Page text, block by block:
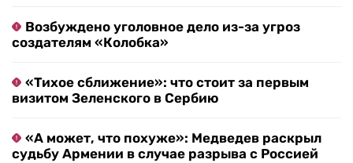
Возбуждено уголовное дело из-за угроз
создателям «Колобка»
«Тихое сближение»: что стоит за первым
визитом Зеленского в Сербию
«А может, что похуже»: Медведев раскрыл
судьбу Армении в случае разрыва с Россией